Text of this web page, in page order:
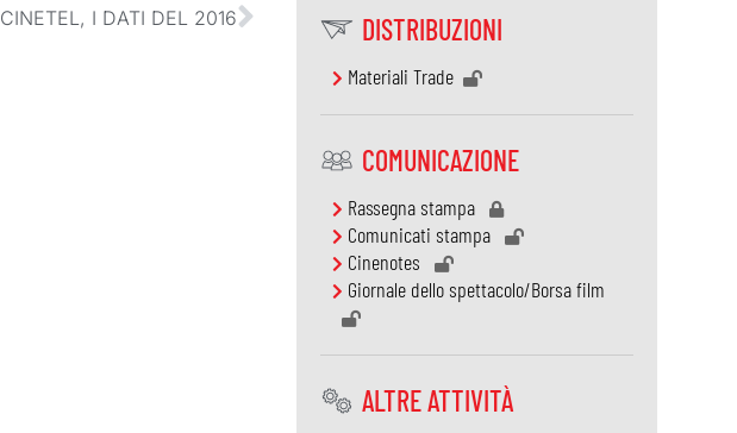
CINETEL, I DATI DEL 2016 DISTRIBUZIONI
Materiali Trade
COMUNICAZIONE
Rassegna stampa
Comunicati stampa
Cinenotes
Giornale dello spettacolo/Borsa film
ALTRE ATTIVITÀ